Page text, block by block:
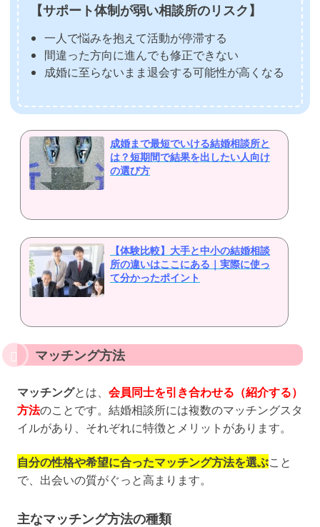
【サポート体制が弱い相談所のリスク】
一人で悩みを抱えて活動が停滞する
間違った方向に進んでも修正できない
成婚に至らないまま退会する可能性が高くなる
成婚まで最短でいける結婚相談所と
は？短期間で結果を出したい人向け
の選び方
【体験比較】大手と中小の結婚相談
所の違いはここにある｜実際に使っ
て分かったポイント
マッチング方法
マッチングとは、 会員同士を引き合わせる（紹介する）
方法のことです。結婚相談所には複数のマッチングスタ
イルがあり、それぞれに特徴とメリットがあります。
自分の性格や希望に合ったマッチング方法を選ぶこと
で、出会いの質がぐっと高まります。
主なマッチング方法の種類